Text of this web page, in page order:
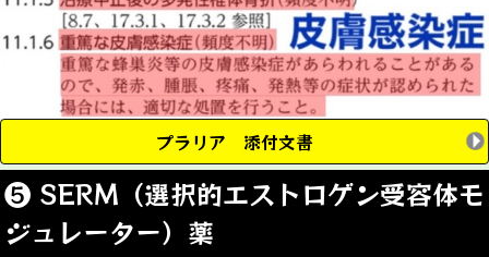
プラリア 添付文書
❺ SERM（選択的エストロゲン受容体モ
ジュレーター）薬